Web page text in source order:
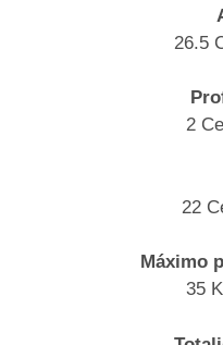
26.5
2
22
Máximo
35